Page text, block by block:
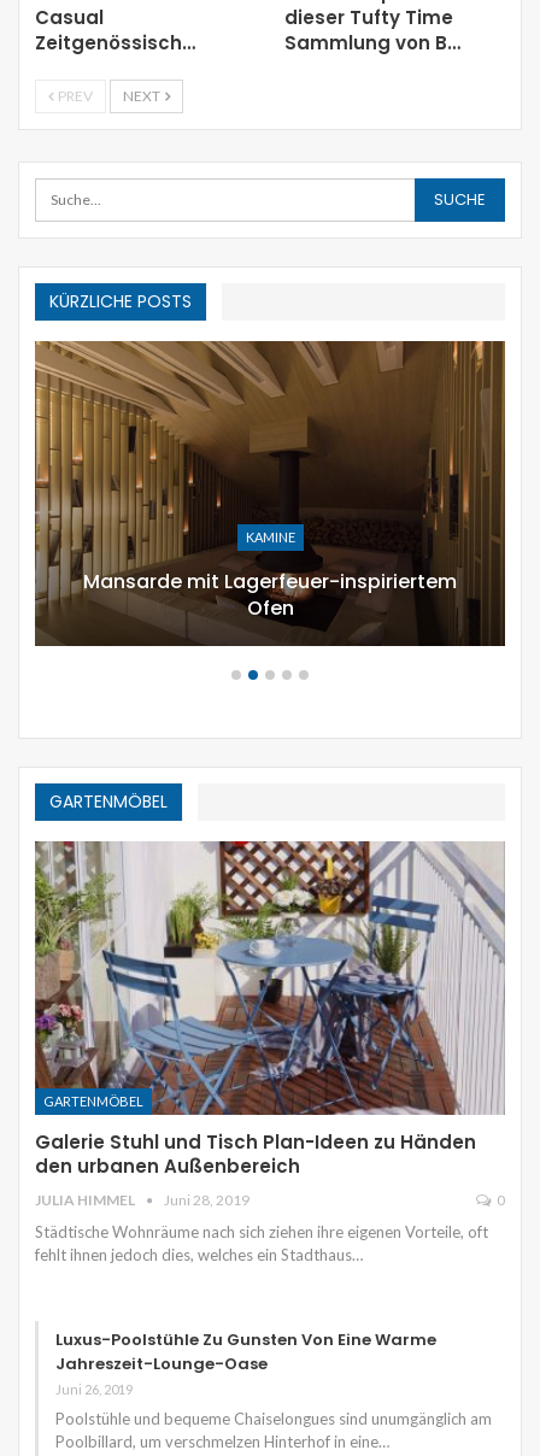
Casual
Zeitgenössisch…
dieser Tufty Time
Sammlung von B…
PREV NEXT
KÜRZLICHE POSTS
KAMINE
Lagerfeuer-inspiriertem
Ofen
12
GARTENMÖBEL
GARTENMÖBEL
Galerie Stuhl und Tisch Plan-Ideen zu Händen
den urbanen Außenbereich
JULIA HIMMEL Juni 28, 2019 0
Städtische Wohnräume nach sich ziehen ihre eigenen Vorteile, oft
fehlt ihnen jedoch dies, welches ein Stadthaus…
Luxus-Poolstühle Zu Gunsten Von Eine Warme
Jahreszeit-Lounge-Oase
Juni 26, 2019
Poolstühle und bequeme Chaiselongues sind unumgänglich am
Poolbillard, um verschmelzen Hinterhof in eine…